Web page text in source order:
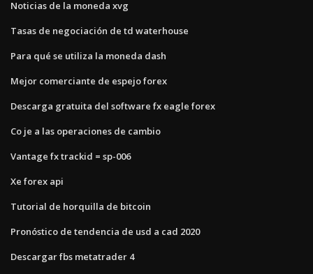
Noticias de la moneda xvg
Tasas de negociación de td waterhouse
Para qué se utiliza la moneda dash
Mejor comerciante de espejo forex
Descarga gratuita del software fx eagle forex
Co je a las operaciones de cambio
Vantage fx trackid = sp-006
Xe forex api
Tutorial de horquilla de bitcoin
Pronóstico de tendencia de usd a cad 2020
Descargar fbs metatrader 4